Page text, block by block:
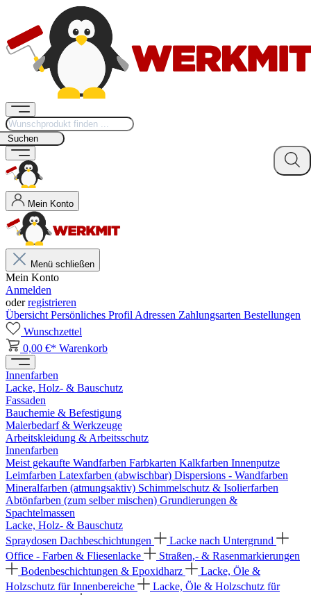
Suchen
Mein Konto
Menü schließen
Mein Konto
Anmelden
oderregistrieren
Übersicht Persönliches Profil Adressen Zahlungsarten Bestellungen
Wunschzettel
0,00 €* Warenkorb
Innenfarben
Lacke, Holz- & Bauschutz
Fassaden
Bauchemie & Befestigung
Malerbedarf & Werkzeuge
Arbeitskleidung & Arbeitsschutz
Innenfarben
Meist gekaufte Wandfarben Farbkarten Kalkfarben Innenputze
Leimfarben Latexfarben (abwischbar) Dispersions - Wandfarben
Mineralfarben (atmungsaktiv) Schimmelschutz & Isolierfarben
Abtönfarben (zum selber mischen) Grundierungen &
Spachtelmassen
Lacke, Holz- & Bauschutz
Spraydosen Dachbeschichtungen
Lacke nach Untergrund
Office - Farben & Fliesenlacke
Straßen,- & Rasenmarkierungen
Bodenbeschichtungen & Epoxidharz
Lacke, Öle &
Holzschutz für Innenbereiche
Lacke, Öle & Holzschutz für